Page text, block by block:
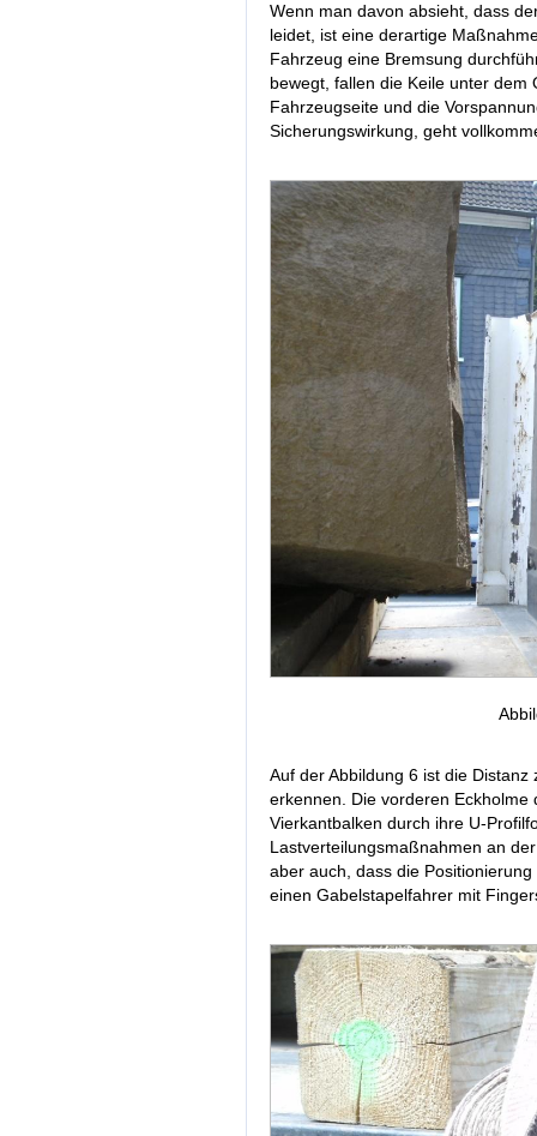
Wenn man davon absieht, dass
leidet, ist eine derartige
Fahrzeug eine Bremsung
bewegt, fallen die Keile unter
Fahrzeugseite und die
Sicherungswirkung, geht
Auf der Abbildung 6 ist die
erkennen. Die vorderen
Vierkantbalken durch ihre U-
Lastverteilungsmaßnahmen an
aber auch, dass die
einen Gabelstapelfahrer mit